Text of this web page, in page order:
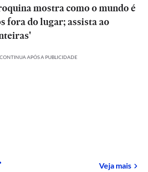
mostra como o mundo é
fora do lugar; assista ao
CONTINUA APÓS A PUBLICIDADE
Veja mais